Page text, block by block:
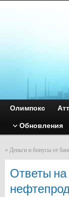
Олимпокс
Обновления
« Деньги и бонусы от
Ответы